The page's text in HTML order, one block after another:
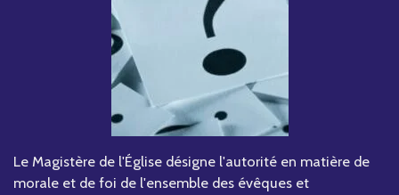
Le Magistère de l'Église désigne l'autorité en matière de
morale et de foi de l'ensemble des évêques et